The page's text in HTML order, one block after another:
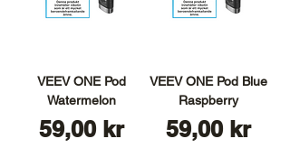
VEEV ONE Pod
Watermelon
Pris
59,00 kr
VEEV ONE Pod Blue
Raspberry
Pris
59,00 kr